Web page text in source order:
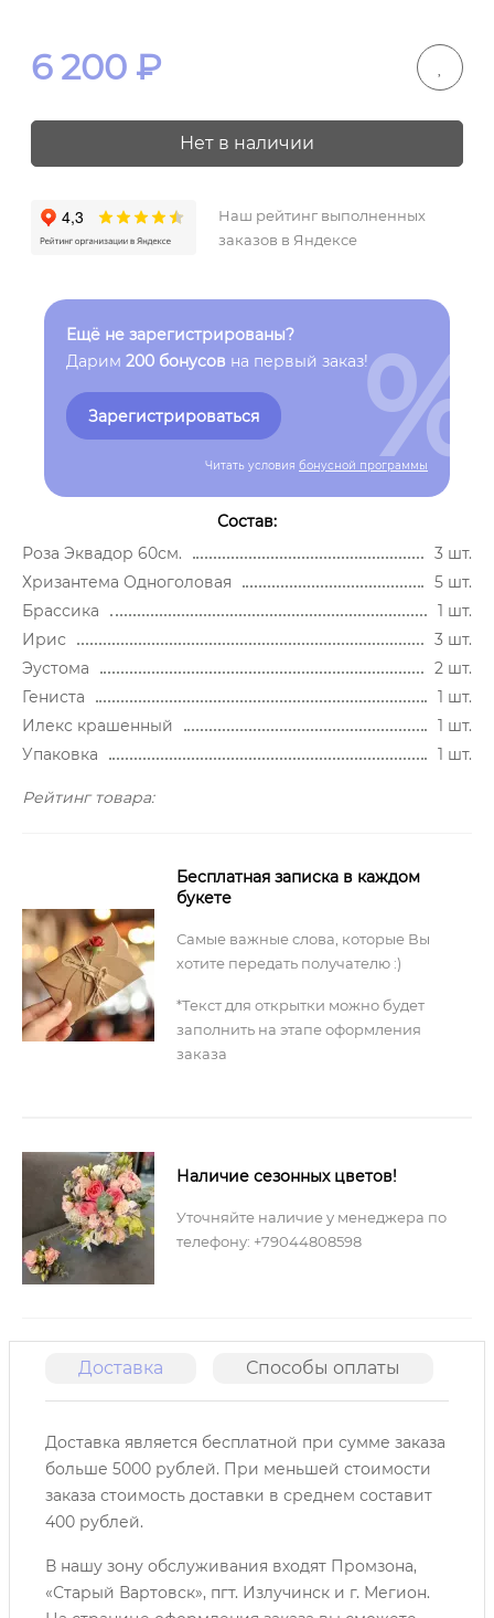
6 200 ₽
Нет в наличии
Наш рейтинг выполненных
заказов в Яндексе
Ещё не зарегистрированы?
Дарим 200 бонусов на первый заказ!
Зарегистрироваться
Читать условия бонусной программы
%
Состав:
Роза Эквадор 60см.
3 шт.
Хризантема Одноголовая
5 шт.
Брассика
1 шт.
Ирис
3 шт.
Эустома
2 шт.
Гениста
1 шт.
Илекс крашенный
1 шт.
Упаковка
1 шт.
Рейтинг товара:
Бесплатная записка в каждом
букете
Самые важные слова, которые Вы
хотите передать получателю :)
*Текст для открытки можно будет
заполнить на этапе оформления
заказа
Наличие сезонных цветов!
Уточняйте наличие у менеджера по
телефону: +79044808598
Доставка Способы оплаты
Доставка является бесплатной при сумме заказа
больше 5000 рублей. При меньшей стоимости
заказа стоимость доставки в среднем составит
400 рублей.
В нашу зону обслуживания входят Промзона,
«Старый Вартовск», пгт. Излучинск и г. Мегион.